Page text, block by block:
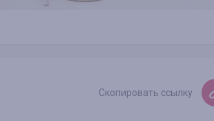
Скопировать ссылку